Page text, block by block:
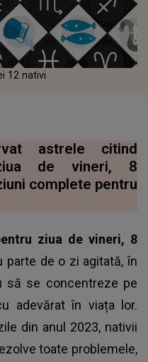
12 nativi
astrele citind
de vineri, 8
complete pentru
ziua de vineri, 8
parte de o zi agitată, în
să se concentreze pe
adevărat în viața lor.
din anul 2023, nativii
toate problemele,